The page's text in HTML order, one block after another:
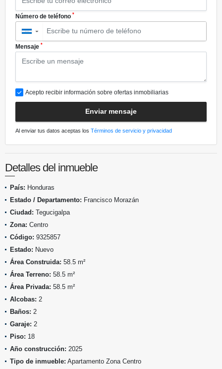
Número de teléfono *
▼
Mensaje *
Acepto recibir información sobre ofertas inmobiliarias
Enviar mensaje
Al enviar tus datos aceptas los Términos de servicio y privacidad
Detalles del inmueble
País: Honduras
Estado / Departamento: Francisco Morazán
Ciudad: Tegucigalpa
Zona: Centro
Código: 9325857
Estado: Nuevo
Área Construida: 58.5 m²
Área Terreno: 58.5 m²
Área Privada: 58.5 m²
Alcobas: 2
Baños: 2
Garaje: 2
Piso: 18
Año construcción: 2025
Tipo de inmueble: Apartamento Zona Centro